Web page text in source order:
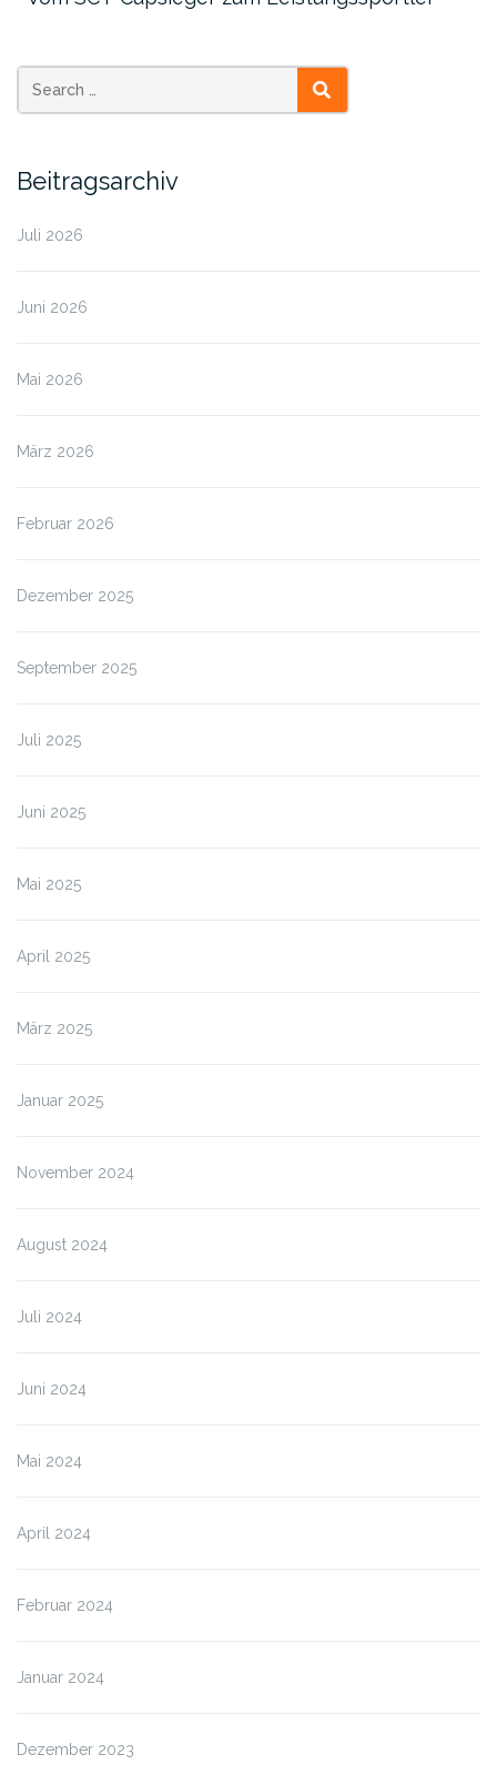
SEARCH
Beitragsarchiv
Juli 2026
Juni 2026
Mai 2026
März 2026
Februar 2026
Dezember 2025
September 2025
Juli 2025
Juni 2025
Mai 2025
April 2025
März 2025
Januar 2025
November 2024
August 2024
Juli 2024
Juni 2024
Mai 2024
April 2024
Februar 2024
Januar 2024
Dezember 2023